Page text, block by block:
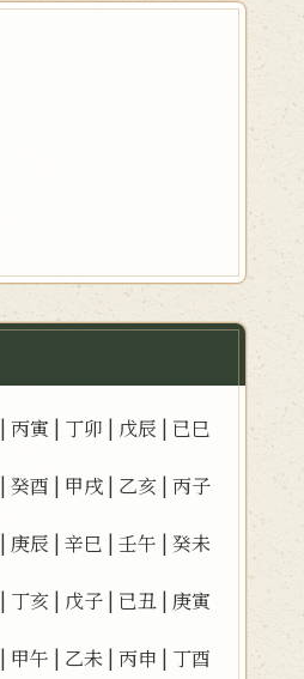
|丙寅 | 丁卯 | 戊辰 | 已巳
|癸酉 | 甲戌 | 乙亥 |丙子
| 庚辰 |辛巳 |壬午 |癸未
| 丁亥 | 戊子 | 已丑 | 庚寅
| 甲午 | 乙未 |丙申 | 丁酉